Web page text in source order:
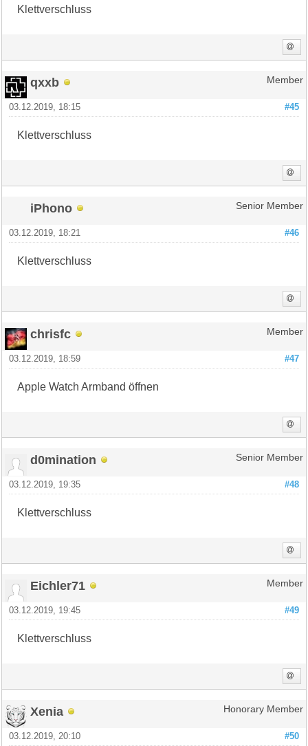
Klettverschluss
qxxb Member
#45
03.12.2019, 18:15
Klettverschluss
iPhono Senior Member
#46
03.12.2019, 18:21
Klettverschluss
chrisfc Member
#47
03.12.2019, 18:59
Apple Watch Armband öffnen
d0mination Senior Member
#48
03.12.2019, 19:35
Klettverschluss
Eichler71 Member
#49
03.12.2019, 19:45
Klettverschluss
Xenia Honorary Member
#50
03.12.2019, 20:10